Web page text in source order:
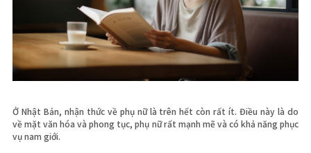
Ở Nhật Bản, nhận thức về phụ nữ là trên hết còn rất ít. Điều này là do
về mặt văn hóa và phong tục, phụ nữ rất mạnh mẽ và có khả năng phục
vụ nam giới.